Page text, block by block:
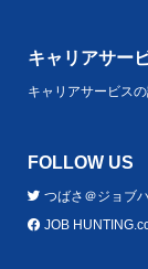
キャリアサー
キャリアサービス
FOLLOW US
つばさ＠ジョブ
JOB